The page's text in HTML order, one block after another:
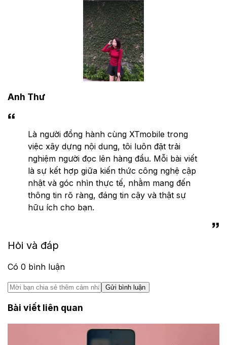
Anh Thư
Là người đồng hành cùng XTmobile trong
việc xây dựng nội dung, tôi luôn đặt trải
nghiệm người đọc lên hàng đầu. Mỗi bài viết
là sự kết hợp giữa kiến thức công nghệ cập
nhật và góc nhìn thực tế, nhằm mang đến
thông tin rõ ràng, đáng tin cậy và thật sự
hữu ích cho bạn.
Hỏi và đáp
Có 0 bình luận
Gửi bình luận
Bài viết liên quan